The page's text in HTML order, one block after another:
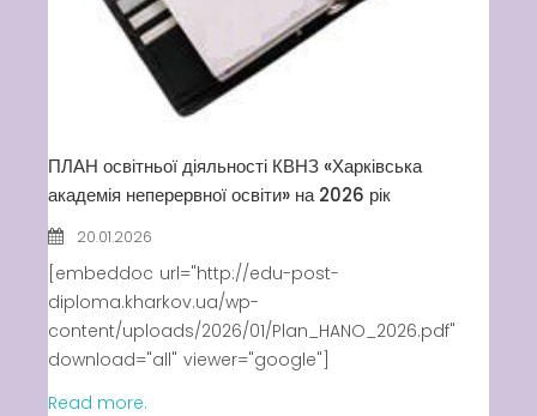
ПЛАН освітньої діяльності КВНЗ «Харківська
академія неперервної освіти» на 2026 рік
20.01.2026
[embeddoc url="http://edu-post-
diploma.kharkov.ua/wp-
content/uploads/2026/01/Plan_HANO_2026.pdf"
download="all" viewer="google"]
Read more.